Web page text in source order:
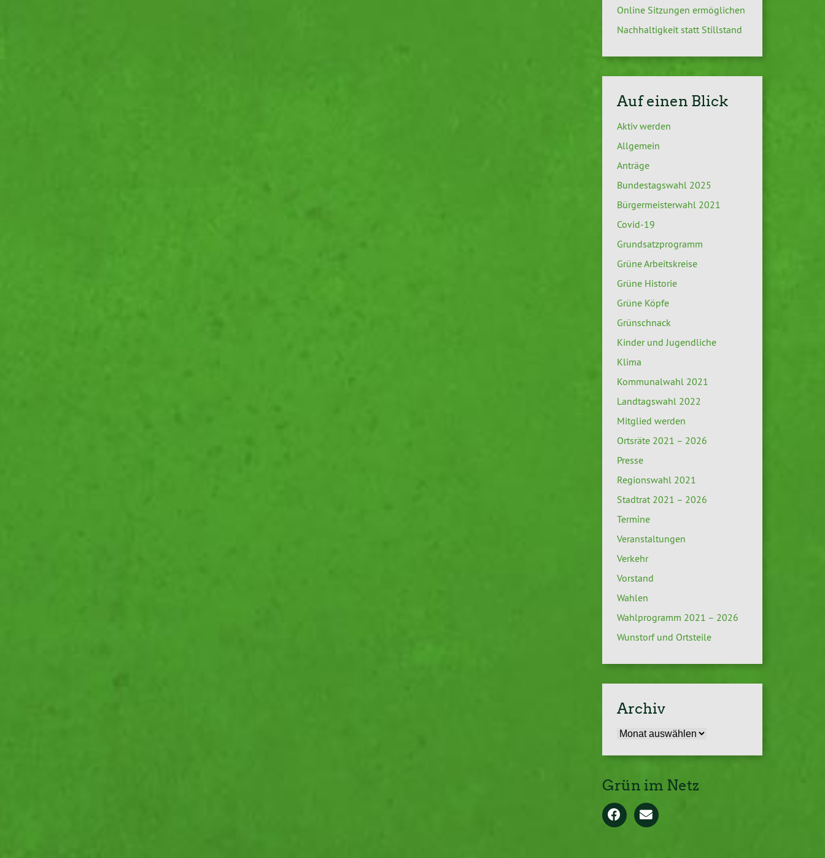
Online Sitzungen ermöglichen
Nachhaltigkeit statt Stillstand
Auf einen Blick
Aktiv werden
Allgemein
Anträge
Bundestagswahl 2025
Bürgermeisterwahl 2021
Covid-19
Grundsatzprogramm
Grüne Arbeitskreise
Grüne Historie
Grüne Köpfe
Grünschnack
Kinder und Jugendliche
Klima
Kommunalwahl 2021
Landtagswahl 2022
Mitglied werden
Ortsräte 2021 – 2026
Presse
Regionswahl 2021
Stadtrat 2021 – 2026
Termine
Veranstaltungen
Verkehr
Vorstand
Wahlen
Wahlprogramm 2021 – 2026
Wunstorf und Ortsteile
Archiv
Archiv
Grün im Netz